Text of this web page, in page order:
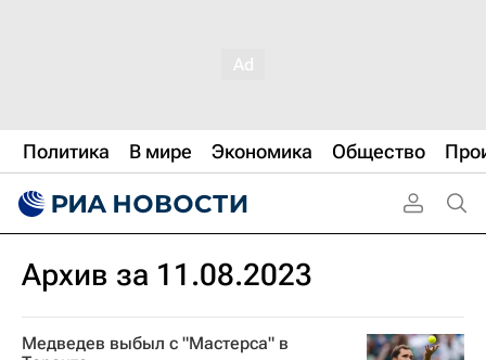
Политика В мире Экономика Общество
Архив за 11.08.2023
Медведев выбыл с "Мастерса" в